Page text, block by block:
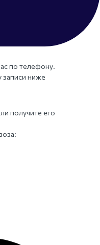
по телефону.
записи ниже
получите его